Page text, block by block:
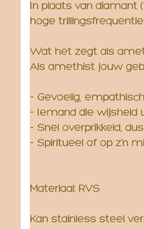
In plaats van
hoge trillingsfrequentie.
Wat het zegt als
Als amethist jouw
- Gevoelig,
- Iemand die wijsheid
- Snel overprikkeld,
- Spiritueel of op z’n
Materiaal: RVS
Kan stainless steel